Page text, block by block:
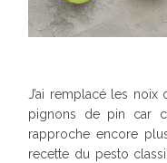
J’ai remplacé les
pignons de pin car
rapproche encore
recette du pesto